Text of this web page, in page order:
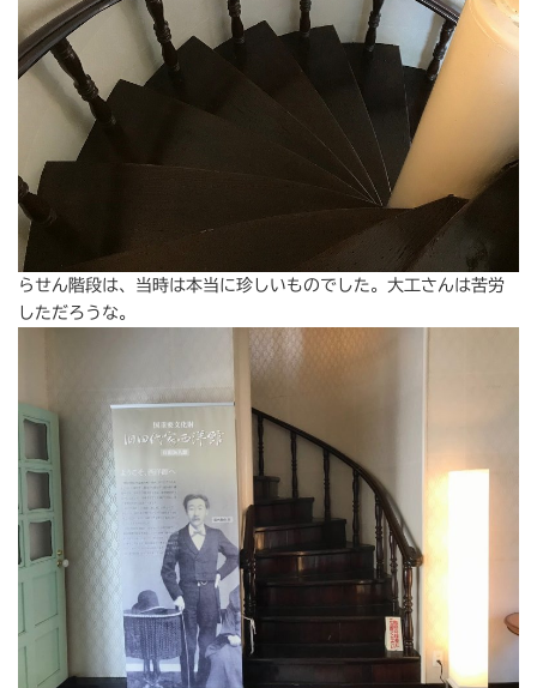
らせん階段は、当時は本当に珍しいものでした。大工さんは苦労
しただろうな。